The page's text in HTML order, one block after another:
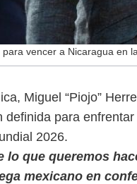
vencer a Nicaragua en
Miguel “Piojo”
definida para
2026.
lo que queremos
mexicano en